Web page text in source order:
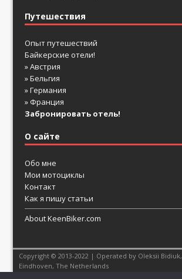
Путешествия
Опыт путешествий
Байкерские отели!
» Австрия
» Бельгия
» Германия
» Франция
Забронировать отель!
О сайте
Обо мне
Мои мотоциклы
Контакт
Как я пишу статьи
About KeenBiker.com
Copyright © 2013-2022 | Operated by Oleksii Bidiuk,
Eindhoven, The Netherlands